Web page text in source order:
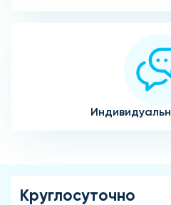
Круглосуточно